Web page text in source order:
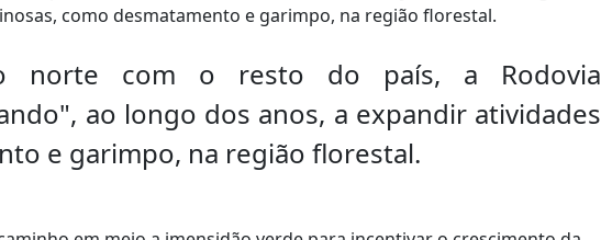
norte com o resto do país, a Rodovia
ao longo dos anos, a expandir atividades
e garimpo, na região florestal.